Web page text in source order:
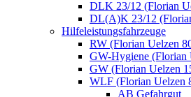
DLK 23/12 (Florian
DL(A)K 23/12
Hilfeleistungsfahrzeuge
RW (Florian Uelzen
GW-Hygiene (Florian
GW (Florian Uelzen
WLF (Florian Uelzen
AB Gefahrgut